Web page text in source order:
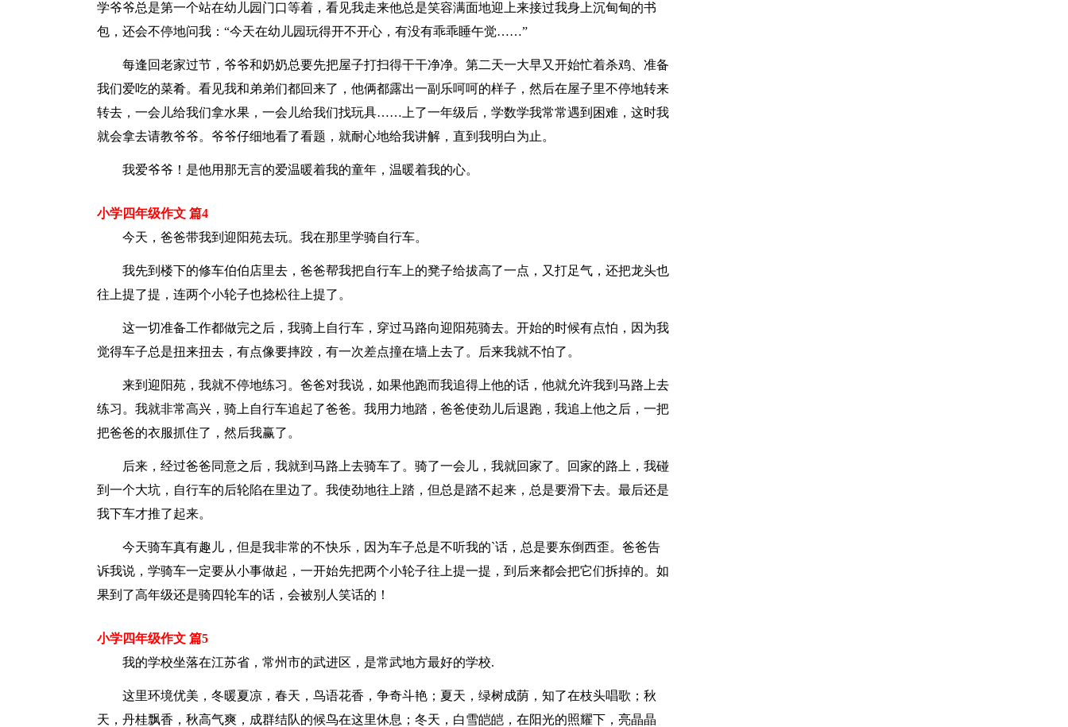
学爷爷总是第一个站在幼儿园门口等着，看见我走来他总是笑容满面地迎上来接过我身上沉甸甸的书
包，还会不停地问我：“今天在幼儿园玩得开不开心，有没有乖乖睡午觉……”
每逢回老家过节，爷爷和奶奶总要先把屋子打扫得干干净净。第二天一大早又开始忙着杀鸡、准备
我们爱吃的菜肴。看见我和弟弟们都回来了，他俩都露出一副乐呵呵的样子，然后在屋子里不停地转来
转去，一会儿给我们拿水果，一会儿给我们找玩具……上了一年级后，学数学我常常遇到困难，这时我
就会拿去请教爷爷。爷爷仔细地看了看题，就耐心地给我讲解，直到我明白为止。
我爱爷爷！是他用那无言的爱温暖着我的童年，温暖着我的心。
小学四年级作文 篇4
今天，爸爸带我到迎阳苑去玩。我在那里学骑自行车。
我先到楼下的修车伯伯店里去，爸爸帮我把自行车上的凳子给拔高了一点，又打足气，还把龙头也
往上提了提，连两个小轮子也捻松往上提了。
这一切准备工作都做完之后，我骑上自行车，穿过马路向迎阳苑骑去。开始的时候有点怕，因为我
觉得车子总是扭来扭去，有点像要摔跤，有一次差点撞在墙上去了。后来我就不怕了。
来到迎阳苑，我就不停地练习。爸爸对我说，如果他跑而我追得上他的话，他就允许我到马路上去
练习。我就非常高兴，骑上自行车追起了爸爸。我用力地踏，爸爸使劲儿后退跑，我追上他之后，一把
把爸爸的衣服抓住了，然后我赢了。
后来，经过爸爸同意之后，我就到马路上去骑车了。骑了一会儿，我就回家了。回家的路上，我碰
到一个大坑，自行车的后轮陷在里边了。我使劲地往上踏，但总是踏不起来，总是要滑下去。最后还是
我下车才推了起来。
今天骑车真有趣儿，但是我非常的不快乐，因为车子总是不听我的`话，总是要东倒西歪。爸爸告
诉我说，学骑车一定要从小事做起，一开始先把两个小轮子往上提一提，到后来都会把它们拆掉的。如
果到了高年级还是骑四轮车的话，会被别人笑话的！
小学四年级作文 篇5
我的学校坐落在江苏省，常州市的武进区，是常武地方最好的学校.
这里环境优美，冬暖夏凉，春天，鸟语花香，争奇斗艳；夏天，绿树成荫，知了在枝头唱歌；秋
天，丹桂飘香，秋高气爽，成群结队的候鸟在这里休息；冬天，白雪皑皑，在阳光的照耀下，亮晶晶